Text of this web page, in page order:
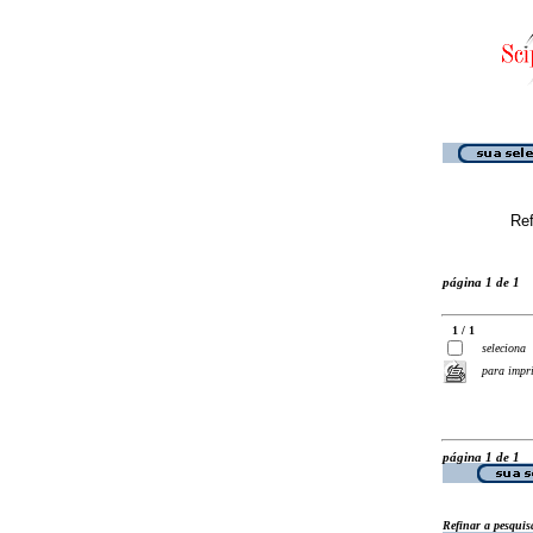
página 1 de 1
1 / 1
seleciona
para
página 1 de 1
Refinar a